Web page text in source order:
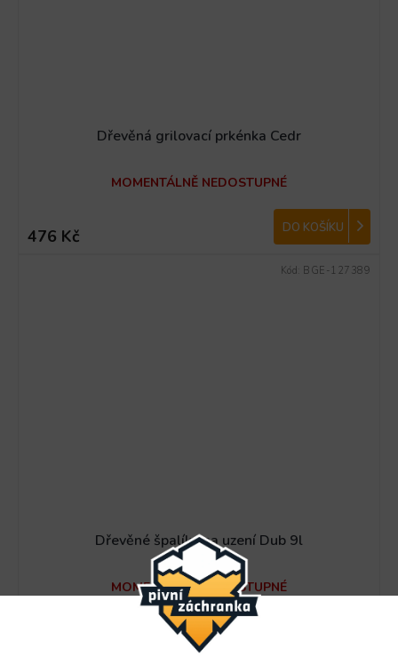
Dřevěná grilovací prkénka Cedr
MOMENTÁLNĚ NEDOSTUPNÉ
476 Kč DO KOŠÍKU
Dřevěné špalíky na uzení Dub 9l
MOMENTÁLNĚ NEDOSTUPNÉ
Kód: BGE-127389